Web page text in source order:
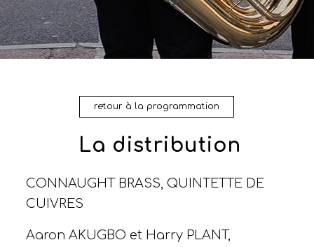
retour à la programmation
La distribution
CONNAUGHT BRASS, QUINTETTE DE
CUIVRES
Aaron AKUGBO et Harry PLANT,